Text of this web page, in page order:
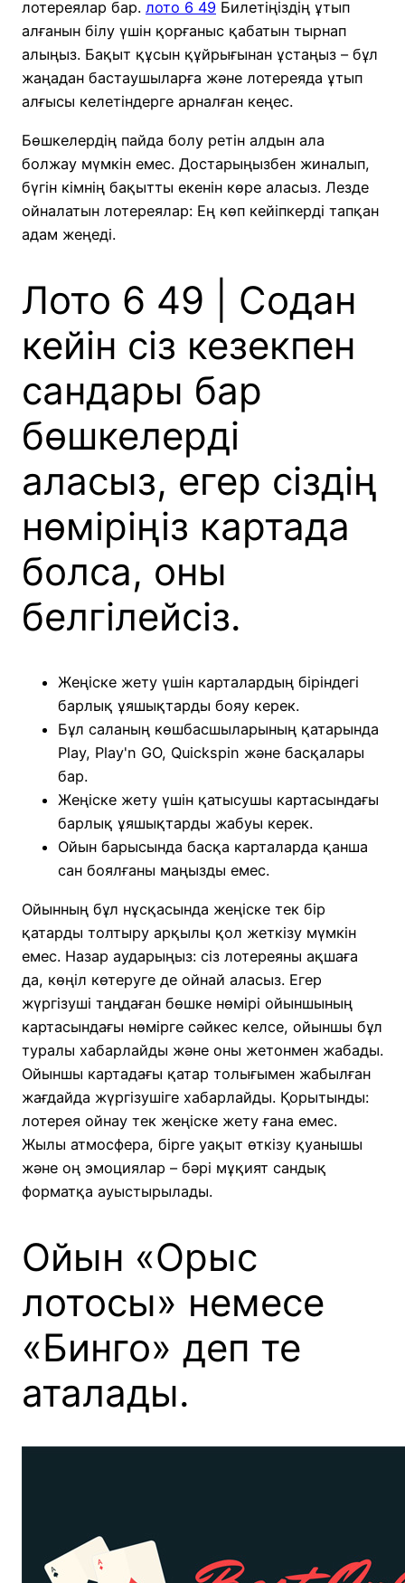
лотереялар бар. лото 6 49 Билетіңіздің ұтып
алғанын білу үшін қорғаныс қабатын тырнап
алыңыз. Бақыт құсын құйрығынан ұстаңыз – бұл
жаңадан бастаушыларға және лотереяда ұтып
алғысы келетіндерге арналған кеңес.
Бөшкелердің пайда болу ретін алдын ала
болжау мүмкін емес. Достарыңызбен жиналып,
бүгін кімнің бақытты екенін көре аласыз. Лезде
ойналатын лотереялар: Ең көп кейіпкерді тапқан
адам жеңеді.
Лото 6 49 | Содан
кейін сіз кезекпен
сандары бар
бөшкелерді
аласыз, егер сіздің
нөміріңіз картада
болса, оны
белгілейсіз.
Жеңіске жету үшін карталардың біріндегі
барлық ұяшықтарды бояу керек.
Бұл саланың көшбасшыларының қатарында
Play, Play'n GO, Quickspin және басқалары
бар.
Жеңіске жету үшін қатысушы картасындағы
барлық ұяшықтарды жабуы керек.
Ойын барысында басқа карталарда қанша
сан боялғаны маңызды емес.
Ойынның бұл нұсқасында жеңіске тек бір
қатарды толтыру арқылы қол жеткізу мүмкін
емес. Назар аударыңыз: сіз лотереяны ақшаға
да, көңіл көтеруге де ойнай аласыз. Егер
жүргізуші таңдаған бөшке нөмірі ойыншының
картасындағы нөмірге сәйкес келсе, ойыншы бұл
туралы хабарлайды және оны жетонмен жабады.
Ойыншы картадағы қатар толығымен жабылған
жағдайда жүргізушіге хабарлайды. Қорытынды:
лотерея ойнау тек жеңіске жету ғана емес.
Жылы атмосфера, бірге уақыт өткізу қуанышы
және оң эмоциялар – бәрі мұқият сандық
форматқа ауыстырылады.
Ойын «Орыс
лотосы» немесе
«Бинго» деп те
аталады.